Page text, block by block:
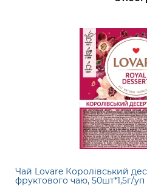
Чай Lovare Королівський
фруктового чаю, 50шт*1,5г/уп